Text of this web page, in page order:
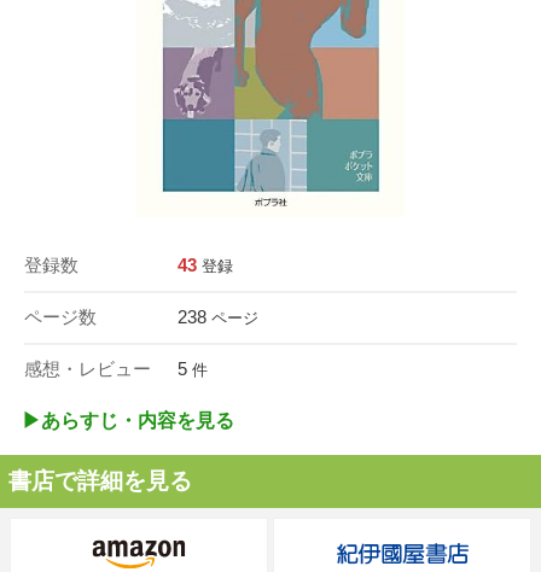
登録数 43 登録
ページ数 238 ページ
感想・レビュー 5 件
▶︎あらすじ・内容を見る
書店で詳細を見る